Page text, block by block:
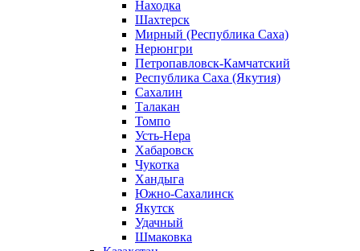
Находка
Шахтерск
Мирный (Республика Саха)
Нерюнгри
Петропавловск-Камчатский
Республика Саха (Якутия)
Сахалин
Талакан
Томпо
Усть-Нера
Хабаровск
Чукотка
Хандыга
Южно-Сахалинск
Якутск
Удачный
Шмаковка